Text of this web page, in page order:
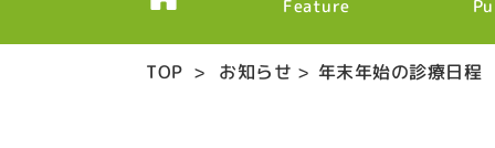
Feature
TOP > お知らせ > 年末年始の診療日程